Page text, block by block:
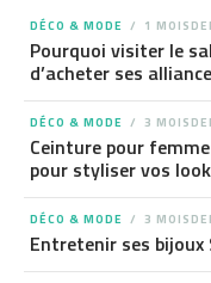
DÉCO & MODE 1
Pourquoi visiter le
d’acheter ses
DÉCO & MODE 3
Ceinture pour
pour styliser vos
DÉCO & MODE 3
Entretenir ses